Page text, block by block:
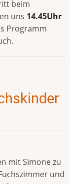
beim
uns 14.45Uhr
Programm
mit Simone zu
und